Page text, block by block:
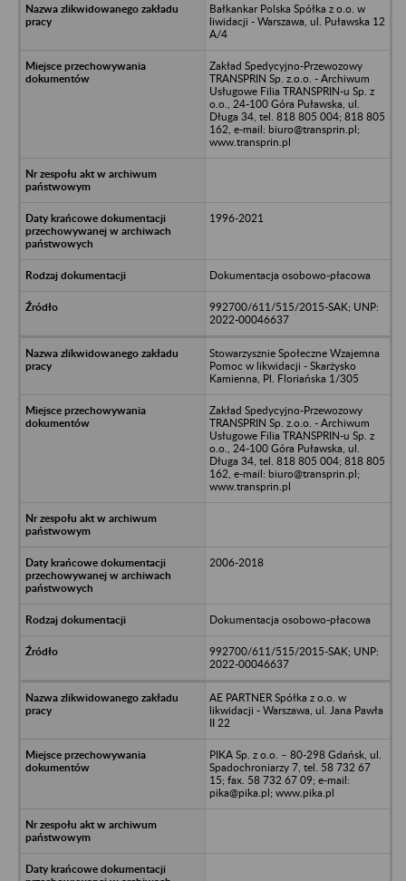
Bałkankar Polska Spółka z o.o. w
liwidacji - Warszawa, ul. Puławska 12
A/4
Zakład Spedycyjno-Przewozowy
TRANSPRIN Sp. z.o.o. - Archiwum
Usługowe Filia TRANSPRIN-u Sp. z
o.o., 24-100 Góra Puławska, ul.
Długa 34, tel. 818 805 004; 818 805
162, e-mail: biuro@transprin.pl;
www.transprin.pl
1996-2021
Dokumentacja osobowo-płacowa
992700/611/515/2015-SAK; UNP:
2022-00046637
Stowarzysznie Społeczne Wzajemna
Pomoc w likwidacji - Skarżysko
Kamienna, Pl. Floriańska 1/305
Zakład Spedycyjno-Przewozowy
TRANSPRIN Sp. z.o.o. - Archiwum
Usługowe Filia TRANSPRIN-u Sp. z
o.o., 24-100 Góra Puławska, ul.
Długa 34, tel. 818 805 004; 818 805
162, e-mail: biuro@transprin.pl;
www.transprin.pl
2006-2018
Dokumentacja osobowo-płacowa
992700/611/515/2015-SAK; UNP:
2022-00046637
AE PARTNER Spółka z o.o. w
likwidacji - Warszawa, ul. Jana Pawła
II 22
PIKA Sp. z o.o. – 80-298 Gdańsk, ul.
Spadochroniarzy 7, tel. 58 732 67
15; fax. 58 732 67 09; e-mail:
pika@pika.pl; www.pika.pl